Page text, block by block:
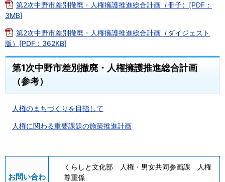
第2次中野市差別撤廃・人権擁護推進総合計画（冊子）[PDF：
3MB]
第2次中野市差別撤廃・人権擁護推進総合計画（ダイジェスト
版）[PDF：362KB]
第1次中野市差別撤廃・人権擁護推進総合計画
（参考）
人権のまちづくりを目指して
人権に関わる重要課題の施策推進計画
お問い合わ
くらしと文化部 人権・男女共同参画課 人権
尊重係